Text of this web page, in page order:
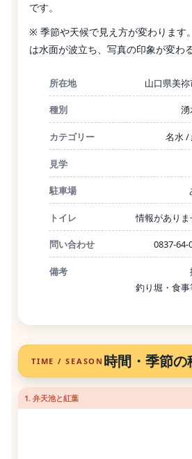
です。
※ 季節や天候で見え方が変わります
は水面が波立ち、写真の印象が変わ
所在地 山口県美祢
種別 湧
カテゴリー 名水 /
見学
駐車場
トイレ 情報がありま
問い合わせ 0837-64-
備考
釣り堀・食事
TIME / SEASON 時間・季節の
1. 弁天池と紅葉